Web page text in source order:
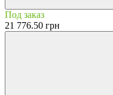
Под заказ
21 776.50 грн